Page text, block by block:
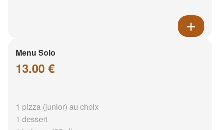
Menu Solo
13.00 €
1 pizza (junior) au choix
1 dessert